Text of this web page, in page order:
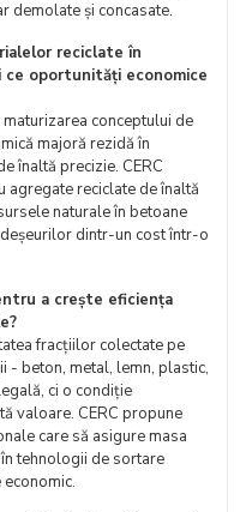
demolate și concasate.
reciclate în
oportunități economice
conceptului de
majoră rezidă în
înaltă precizie. CERC
agregate reciclate de înaltă
naturale în betoane
dintr-un cost într-o
a crește eficiența
fracțiilor colectate pe
- beton, metal, lemn, plastic,
ci o condiție
valoare. CERC propune
care să asigure masa
tehnologii de sortare